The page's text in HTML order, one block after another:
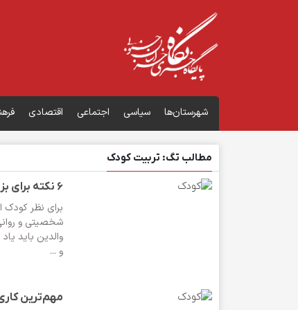
شهرستان‌ها سیاسی اجتماعی اقتصادی
مطالب تگ: تربیت کودک
6 نکته برای بزرگ کردن بچه های لجباز
برای نظر کودک
شخصیتی و
والدین باید
و ...
مهم‌ترین